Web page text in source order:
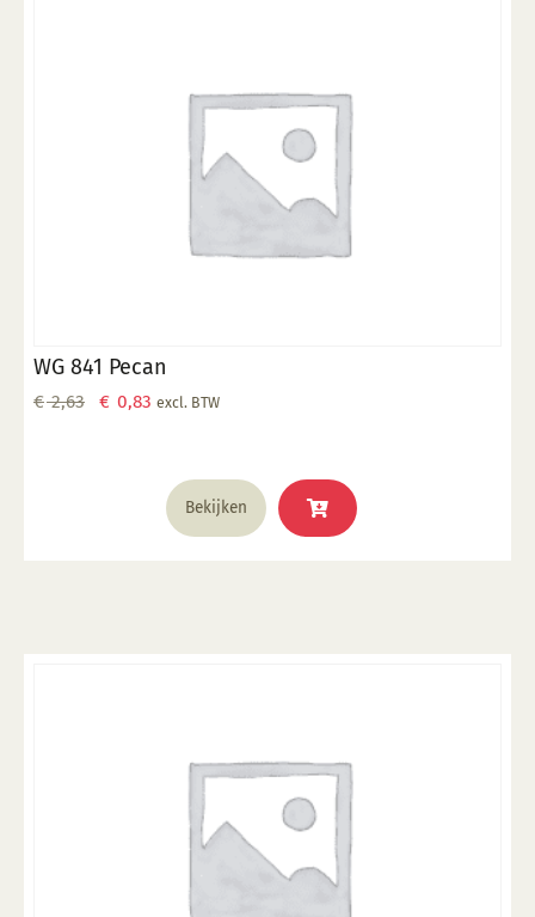
WG 841 Pecan
€2,63
Oorspronkelijke
€ 0,83 Huidige
€ 0,83.
excl. BTW
Bekijken